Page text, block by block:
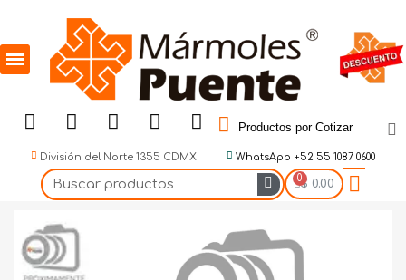
Productos por Cotizar
División del Norte 1355 CDMX WhatsApp +52 55 1087 0600
$ 0.00